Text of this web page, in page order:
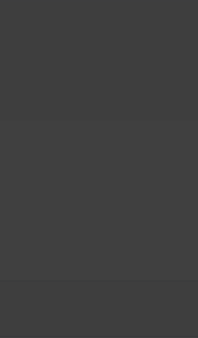
a 100°C-ot. Tartsd
mint eső, hó és köd.
amik zavarhatják az orvosi